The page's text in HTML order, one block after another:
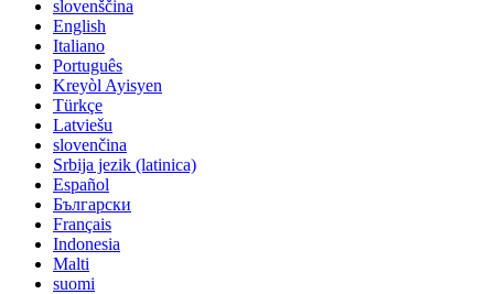
slovenščina
English
Italiano
Português
Kreyòl Ayisyen
Türkçe
Latviešu
slovenčina
Srbija jezik (latinica)
Español
Български
Français
Indonesia
Malti
suomi